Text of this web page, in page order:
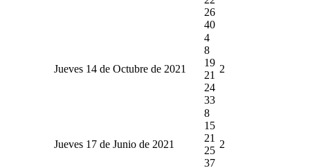
26
40
Jueves 14 de Octubre de 2021
4
8
19
21
24
33
2
Jueves 17 de Junio de 2021
8
15
21
25
37
2